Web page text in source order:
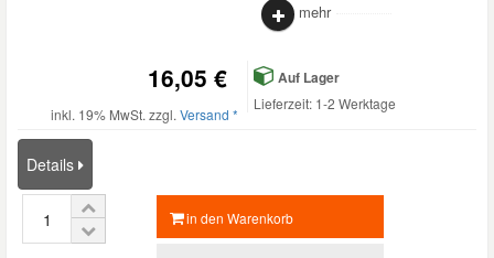
mehr
16,05 €
inkl. 19% MwSt. zzgl.Versand *
Auf Lager
Lieferzeit: 1-2 Werktage
Details
in den Warenkorb